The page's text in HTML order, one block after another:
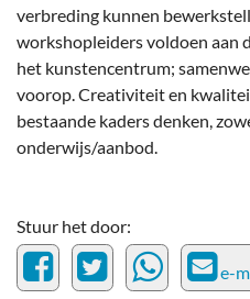
verbreding kunnen
workshopleiders voldoen aan
het kunstencentrum;
voorop. Creativiteit en
bestaande kaders denken,
onderwijs/aanbod.
Stuur het door:
e-